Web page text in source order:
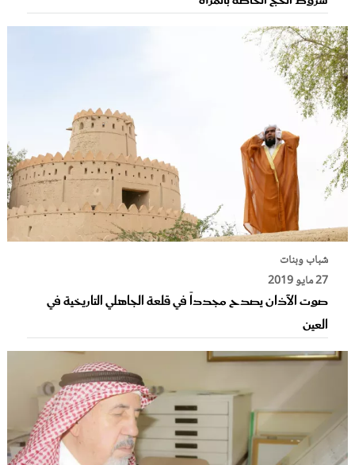
شباب وبنات
27 مايو 2019
صوت الآذان يصدح مجدداً في قلعة الجاهلي التاريخية في
العين